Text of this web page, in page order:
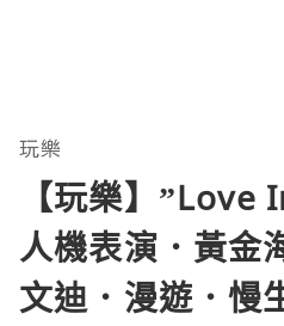
玩樂
【玩樂】
人機表演．黃金
文迪．漫遊．慢